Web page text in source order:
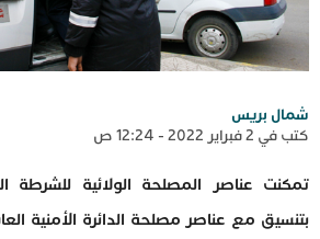
شمال بريس
كتب في 2 فبراير 2022 - 12:24 ص
تمكنت عناصر المصلحة الولائية للشرطة
بتنسيق مع عناصر مصلحة الدائرة الأمنية